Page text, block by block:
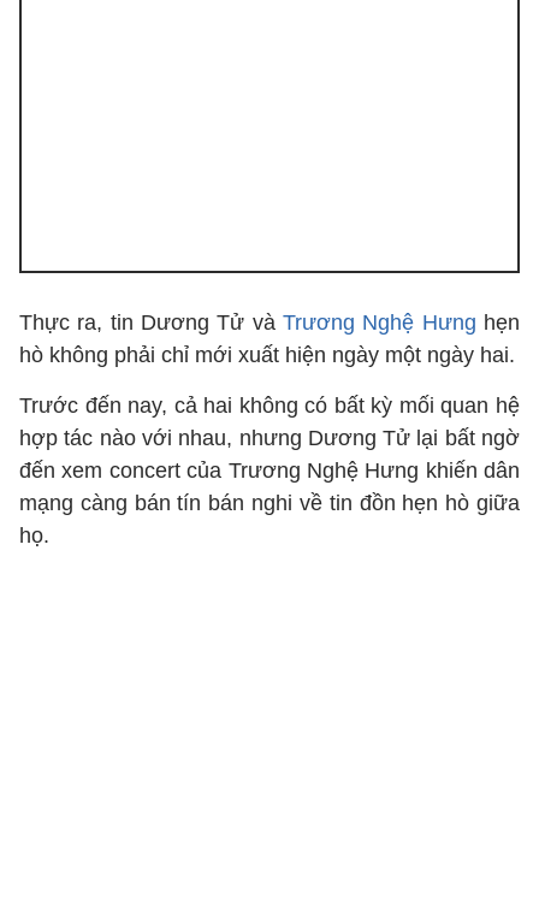
Thực ra, tin Dương Tử và Trương Nghệ Hưng hẹn
hò không phải chỉ mới xuất hiện ngày một ngày hai.
Trước đến nay, cả hai không có bất kỳ mối quan hệ
hợp tác nào với nhau, nhưng Dương Tử lại bất ngờ
đến xem concert của Trương Nghệ Hưng khiến dân
mạng càng bán tín bán nghi về tin đồn hẹn hò giữa
họ.